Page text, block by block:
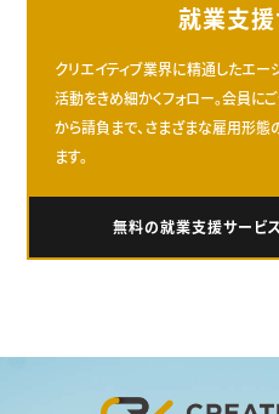
就業支援
クリエイティブ業界に精通したエー
活動をきめ細かくフォロー。会員に
から請負まで、さまざまな雇用形
ます。
無料の就業支援サービ